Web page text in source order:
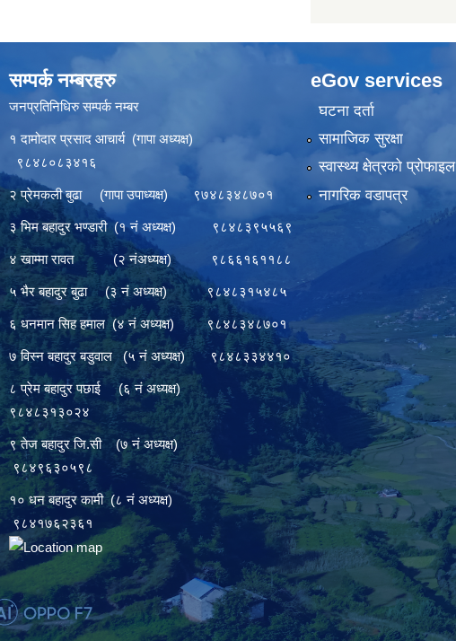
सम्पर्क नम्बरहरु
जनप्रतिनिधिरु सम्पर्क नम्बर
१ दामोदार प्रसाद आचार्य (गापा अध्यक्ष)
९८४८०८३४१६
२ प्रेमकली बुढा (गापा उपाध्यक्ष) ९७४८३४८७०१
३ भिम बहादुर भण्डारी (१ नं अध्यक्ष) ९८४८३९५५६९
४ खाम्मा रावत (२ नंअध्यक्ष) ९८६६१६११८८
५ भैर बहादुर बुढा (३ नं अध्यक्ष) ९८४८३१५४८५
६ धनमान सिह हमाल (४ नं अध्यक्ष) ९८४८३४८७०१
७ विस्न बहादुर बडुवाल (५ नं अध्यक्ष) ९८४८३३४४१०
८ प्रेम बहादुर पछाई (६ नं अध्यक्ष)
९८४८३१३०२४
९ तेज बहादुर जि.सी (७ नं अध्यक्ष)
९८४९६३०५९८
१० धन बहादुर कामी (८ नं अध्यक्ष)
९८४१७६२३६१
eGov services
घटना दर्ता
सामाजिक सुरक्षा
स्वास्थ्य क्षेत्रको प्रोफाइल
नागरिक वडापत्र